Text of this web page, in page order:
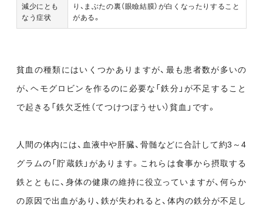
減少にとも
なう症状
り、まぶたの裏（眼瞼結膜）が白くなったりすること
がある。
貧血の種類にはいくつかありますが、最も患者数が多いの
が、ヘモグロビンを作るのに必要な「鉄分」が不足すること
で起きる「鉄欠乏性（てつけつぼうせい）貧血」です。
人間の体内には、血液中や肝臓、骨髄などに合計して約3～4
グラムの「貯蔵鉄」があります。これらは食事から摂取する
鉄とともに、身体の健康の維持に役立っていますが、何らか
の原因で出血があり、鉄が失われると、体内の鉄分が不足し